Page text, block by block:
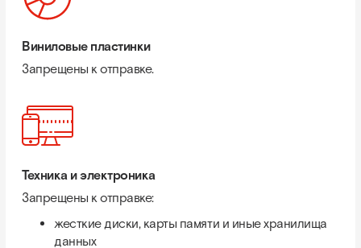
Виниловые пластинки
Запрещены к отправке.
Техника и электроника
Запрещены к отправке:
жесткие диски, карты памяти и иные хранилища
данных